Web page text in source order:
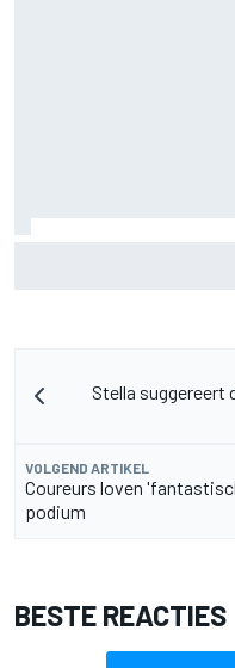
Stella
VOLGEND ARTIKEL
Coureurs loven
podium
BESTE REACTIES